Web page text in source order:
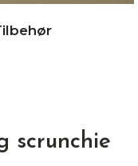
scrunchie